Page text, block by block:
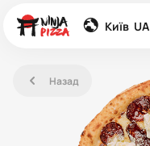
global Київ UA
left Назад